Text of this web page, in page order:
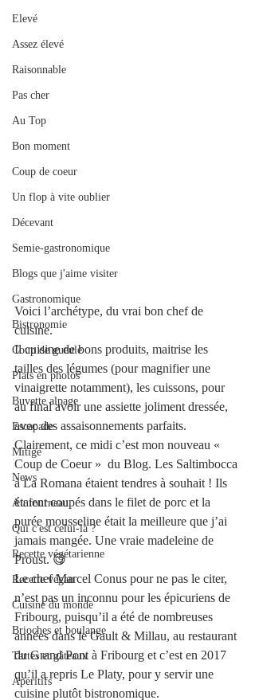
Elevé
Assez élevé
Raisonnable
Pas cher
Au Top
Bon moment
Coup de coeur
Un flop à vite oublier
Décevant
Semie-gastronomique
Blogs que j'aime visiter
Gastronomique
Bistronomie
Coup de gueule
Plats en photos
Buvette alpage
Escapade
Mitigé
News
Au fourneau
Qui c'est celui-là ?
Recette végétarienne
Recette végan
Cuisine du monde
Brioches et boulange
Tartes et gâteaux
Apéritifs
Voici l’archétype, du vrai bon chef de
cuisine.
Il cuisine de bons produits, maitrise les
tailles des légumes (pour magnifier une
vinaigrette notamment), les cuissons, pour
au final avoir une assiette joliment dressée,
avec des assaisonnements parfaits.
Clairement, ce midi c’est mon nouveau «
Coup de Coeur »  du Blog. Les Saltimbocca
à La Romana étaient tendres à souhait ! Ils
étaient coupés dans le filet de porc et la
purée mousseline était la meilleure que j’ai
jamais mangée. Une vraie madeleine de
Proust. 😋
Le chef Marcel Conus pour ne pas le citer,
n’est pas un inconnu pour les épicuriens de
Fribourg, puisqu’il a été de nombreuses
années dans le Gault & Millau, au restaurant
du Grand Pont à Fribourg et c’est en 2017
qu’il a repris Le Platy, pour y servir une
cuisine plutôt bistronomique.